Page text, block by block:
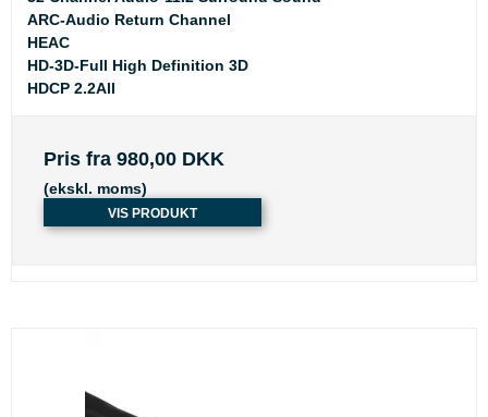
ARC-Audio Return Channel
HEAC
HD-3D-Full High Definition 3D
HDCP 2.2All
Pris fra 980,00 DKK
(ekskl. moms)
VIS PRODUKT